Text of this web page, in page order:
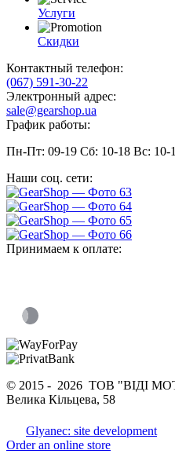
Услуги
Скидки
Контактный телефон:
(067) 591-30-22
Электронный адрес:
sale@gearshop.ua
График работы:
Пн-Пт: 09-19 Сб: 10-18 Вс: 10-
Наши соц. сети:
Принимаем к оплате:
© 2015 - 2026 ТОВ "ВІДІ
Велика Кільцева, 58
Glyanec: site development
Order an online store